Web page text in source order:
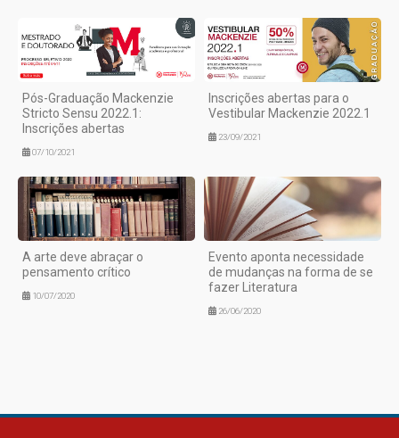
Pós-Graduação Mackenzie
Stricto Sensu 2022.1:
Inscrições abertas
07/10/2021
Inscrições abertas para o
Vestibular Mackenzie 2022.1
23/09/2021
A arte deve abraçar o
pensamento crítico
10/07/2020
Evento aponta necessidade
de mudanças na forma de se
fazer Literatura
26/06/2020